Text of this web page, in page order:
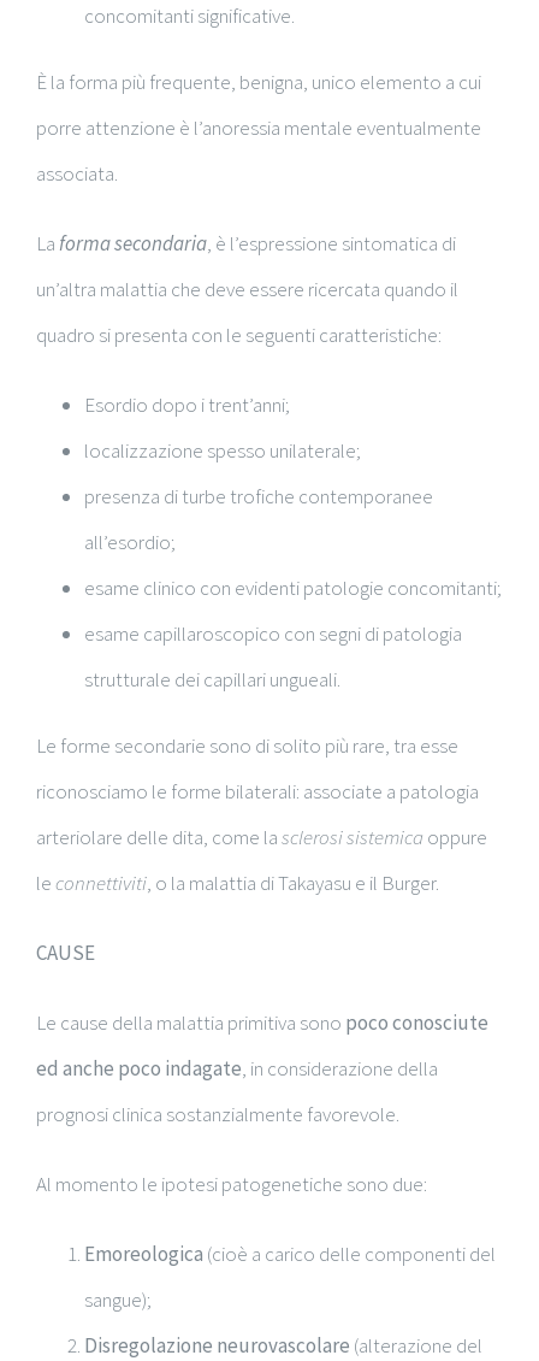
concomitanti significative.
È la forma più frequente, benigna, unico elemento a cui
porre attenzione è l’anoressia mentale eventualmente
associata.
La forma secondaria, è l’espressione sintomatica di
un’altra malattia che deve essere ricercata quando il
quadro si presenta con le seguenti caratteristiche:
Esordio dopo i trent’anni;
localizzazione spesso unilaterale;
presenza di turbe trofiche contemporanee
all’esordio;
esame clinico con evidenti patologie concomitanti;
esame capillaroscopico con segni di patologia
strutturale dei capillari ungueali.
Le forme secondarie sono di solito più rare, tra esse
riconosciamo le forme bilaterali: associate a patologia
arteriolare delle dita, come lasclerosi sistemica oppure
leconnettiviti, o la malattia di Takayasu e il Burger.
CAUSE
Le cause della malattia primitiva sono poco conosciute
ed anche poco indagate, in considerazione della
prognosi clinica sostanzialmente favorevole.
Al momento le ipotesi patogenetiche sono due:
Emoreologica (cioè a carico delle componenti del
sangue);
Disregolazione neurovascolare (alterazione del